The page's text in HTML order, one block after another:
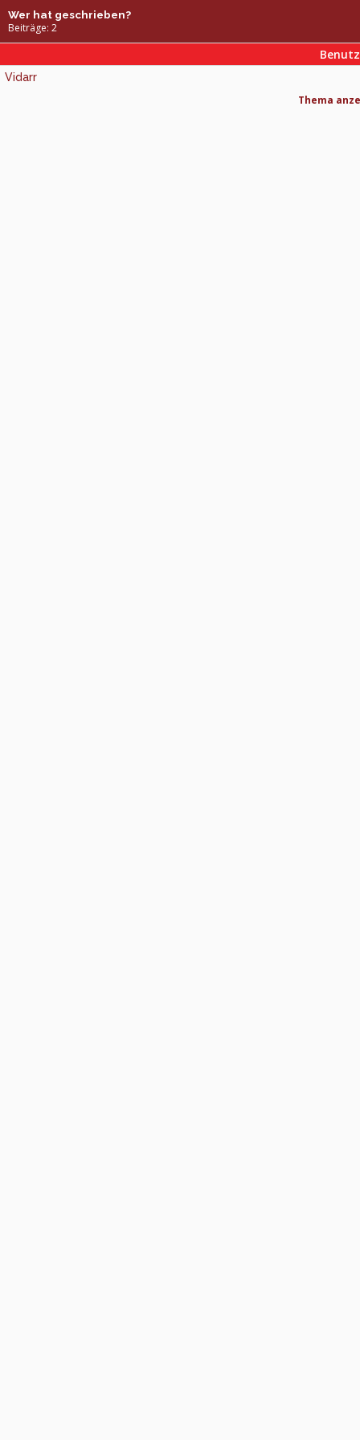
Wer hat geschrieben?
Beiträge: 2
Vidarr
Thema